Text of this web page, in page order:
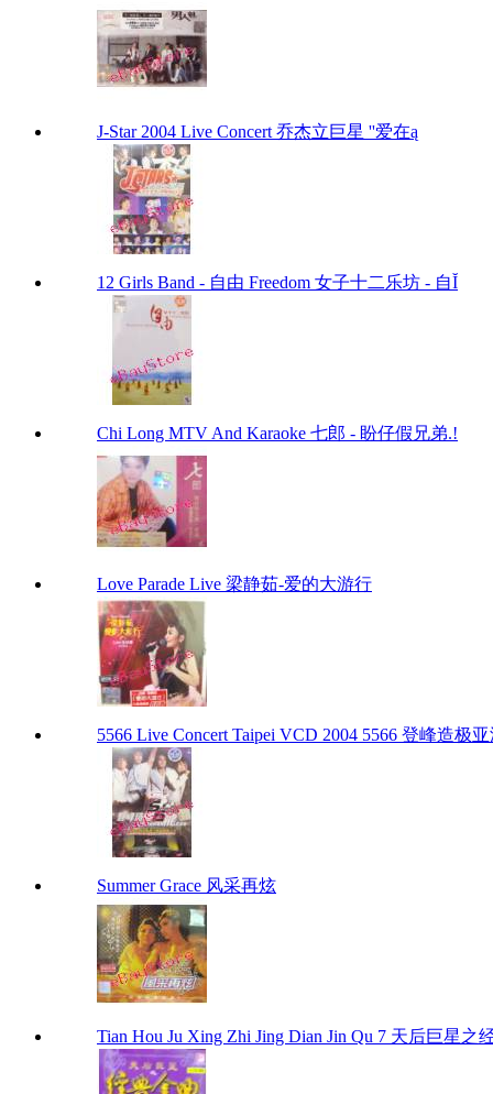
J-Star 2004 Live Concert 乔杰立巨星 ''爱在ą
12 Girls Band - 自由 Freedom 女子十二乐坊 - 自Ĭ
Chi Long MTV And Karaoke 七郎 - 盼仔假兄弟.!
Love Parade Live 梁静茹-爱的大游行
5566 Live Concert Taipei VCD 2004 5566 登峰造极亚
Summer Grace 风采再炫
Tian Hou Ju Xing Zhi Jing Dian Jin Qu 7 天后巨星之